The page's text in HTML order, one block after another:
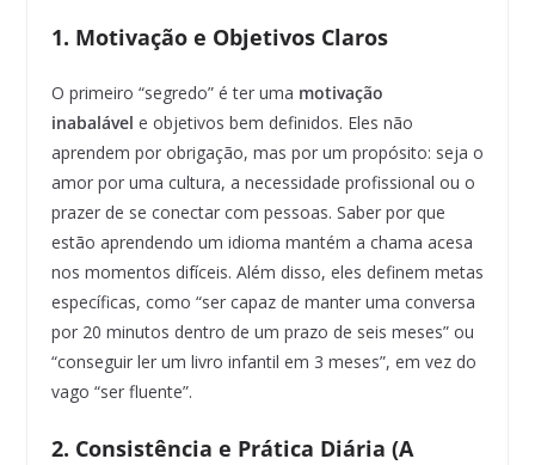
1. Motivação e Objetivos Claros
O primeiro “segredo” é ter uma motivação
inabalável e objetivos bem definidos. Eles não
aprendem por obrigação, mas por um propósito: seja o
amor por uma cultura, a necessidade profissional ou o
prazer de se conectar com pessoas. Saber por que
estão aprendendo um idioma mantém a chama acesa
nos momentos difíceis. Além disso, eles definem metas
específicas, como “ser capaz de manter uma conversa
por 20 minutos dentro de um prazo de seis meses” ou
“conseguir ler um livro infantil em 3 meses”, em vez do
vago “ser fluente”.
2. Consistência e Prática Diária (A